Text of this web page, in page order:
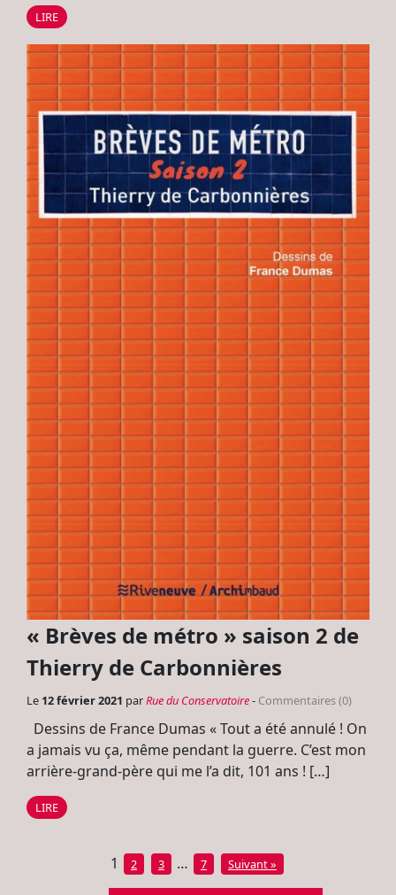
LIRE
« Brèves de métro » saison 2 de
Thierry de Carbonnières
Le 12 février 2021 parRue du Conservatoire- Commentaires (0)
Dessins de France Dumas « Tout a été annulé ! On
a jamais vu ça, même pendant la guerre. C’est mon
arrière-grand-père qui me l’a dit, 101 ans ! […]
LIRE
1 2 3 … 7 Suivant »